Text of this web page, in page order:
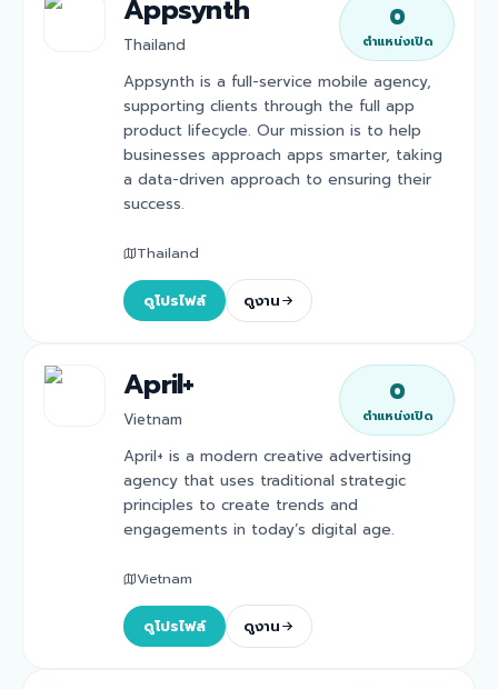
Appsynth
Thailand
0
ตำแหน่งเปิด
Appsynth is a full-service mobile agency,
supporting clients through the full app
product lifecycle. Our mission is to help
businesses approach apps smarter, taking
a data-driven approach to ensuring their
success.
Thailand
ดูโปรไฟล์ ดูงาน
April+
Vietnam
0
ตำแหน่งเปิด
April+ is a modern creative advertising
agency that uses traditional strategic
principles to create trends and
engagements in today’s digital age.
Vietnam
ดูโปรไฟล์ ดูงาน